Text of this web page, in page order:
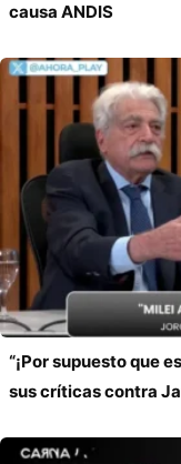
causa ANDIS
“¡Por supuesto que
sus críticas contra